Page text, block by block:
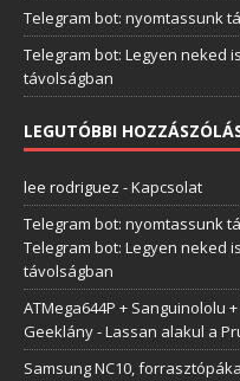
Telegram bot: nyomtassunk
Telegram bot: Legyen neked
távolságban
LEGUTÓBBI
lee rodriguez -Kapcsolat
Telegram bot: nyomtassunk
Telegram bot: Legyen neked
távolságban
ATMega644P + Sanguinololu
Geeklány-Lassan alakul a
Samsung NC10,